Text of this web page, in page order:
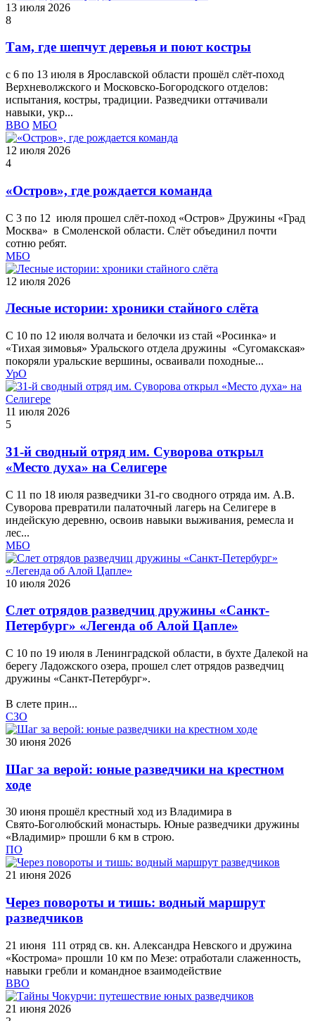
13 июля 2026
8
Там, где шепчут деревья и поют костры
с 6 по 13 июля в Ярославской области прошёл слёт‑поход
Верхневолжского и Московско-Богородского отделов:
испытания, костры, традиции. Разведчики оттачивали
навыки, укр...
ВВО МБО
12 июля 2026
4
«Остров», где рождается команда
С 3 по 12 июля прошел слёт‑поход «Остров» Дружины «Град
Москва» в Смоленской области. Слёт объединил почти
сотню ребят.
МБО
12 июля 2026
Лесные истории: хроники стайного слёта
С 10 по 12 июля волчата и белочки из стай «Росинка» и
«Тихая зимовья» Уральского отдела дружины «Сугомакская»
покоряли уральские вершины, осваивали походные...
УрО
11 июля 2026
5
31-й сводный отряд им. Суворова открыл
«Место духа» на Селигере
С 11 по 18 июля разведчики 31-го сводного отряда им. А.В.
Суворова превратили палаточный лагерь на Селигере в
индейскую деревню, освоив навыки выживания, ремесла и
лес...
МБО
10 июля 2026
Слет отрядов разведчиц дружины «Санкт-
Петербург» «Легенда об Алой Цапле»
С 10 по 19 июля в Ленинградской области, в бухте Далекой на
берегу Ладожского озера, прошел слет отрядов разведчиц
дружины «Санкт-Петербург».
В слете прин...
СЗО
30 июня 2026
Шаг за верой: юные разведчики на крестном
ходе
30 июня прошёл крестный ход из Владимира в
Свято‑Боголюбский монастырь. Юные разведчики дружины
«Владимир» прошли 6 км в строю.
ПО
21 июня 2026
Через повороты и тишь: водный маршрут
разведчиков
21 июня 111 отряд св. кн. Александра Невского и дружина
«Кострома» прошли 10 км по Мезе: отработали слаженность,
навыки гребли и командное взаимодействие
ВВО
21 июня 2026